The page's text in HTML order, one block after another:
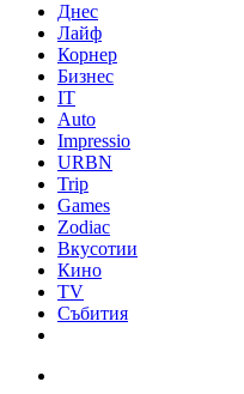
Днес
Лайф
Корнер
Бизнес
IT
Auto
Impressio
URBN
Trip
Games
Zodiac
Вкусотии
Кино
TV
Събития